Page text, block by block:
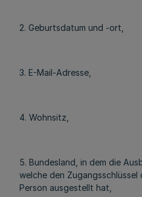
2. Geburtsdatum und -ort,
3. E-Mail-Adresse,
4. Wohnsitz,
5. Bundesland, in dem die
welche den
Person ausgestellt hat,